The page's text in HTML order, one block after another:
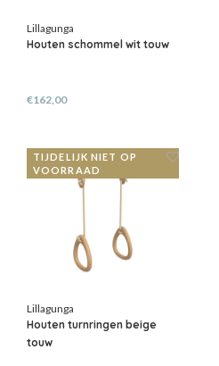
Lillagunga
Houten schommel wit touw
€162,00
TIJDELIJK NIET OP
VOORRAAD
Lillagunga
Houten turnringen beige
touw